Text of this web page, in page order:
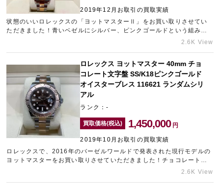
宅配買取を申し込む
無料の宅配キットをお届けします
2019年12月お取引の買取実績
状態のいいロレックスの「ヨットマスターⅡ」をお買い取りさせてい
ただきました！青いベゼルにシルバー、ピンクゴールドという組み合
わせが非常に美しいデザインで、発売当時からスポーツモデルの中で
2.6K View
ロレックス ヨットマスター 40mm チョ
コレート文字盤 SS/K18ピンクゴールド
オイスターブレス 116621 ランダムシリ
アル
ランク：-
買取価格(税込) 1,450,000 円
2019年10月お取引の買取実績
ロレックスで、2016年のバーゼルワールドで発表された現行モデルの
ヨットマスターをお買い取りさせていただきました！チョコレートダ
イヤルにエバーローズゴールドとのロレゾールを採用したモデルです
2.6K View